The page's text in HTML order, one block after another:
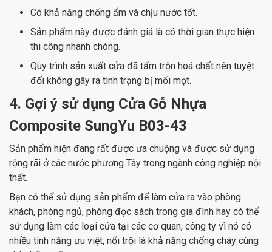
Có khả năng chống ẩm và chịu nước tốt.
Sản phẩm này được đánh giá là có thời gian thực hiện
thi công nhanh chóng.
Quy trình sản xuất cửa đã tẩm trộn hoá chất nên tuyệt
đối không gây ra tình trạng bị mối mọt.
4. Gợi ý sử dụng Cửa Gỗ Nhựa
Composite SungYu B03-43
Sản phẩm hiện đang rất được ưa chuộng và được sử dụng
rộng rãi ở các nước phương Tây trong ngành công nghiệp nội
thất.
Bạn có thể sử dụng sản phẩm để làm cửa ra vào phòng
khách, phòng ngủ, phòng đọc sách trong gia đình hay có thể
sử dụng làm các loại cửa tại các cơ quan, công ty vì nó có
nhiều tính năng ưu việt, nổi trội là khả năng chống cháy cùng